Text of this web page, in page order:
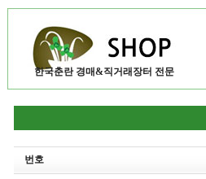
한국춘란 경매&직거래장터 전문
번호